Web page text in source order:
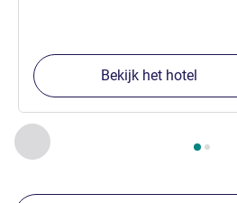
Vorige - Onze andere
Pagina , Onze andere
Bekijk het hotel